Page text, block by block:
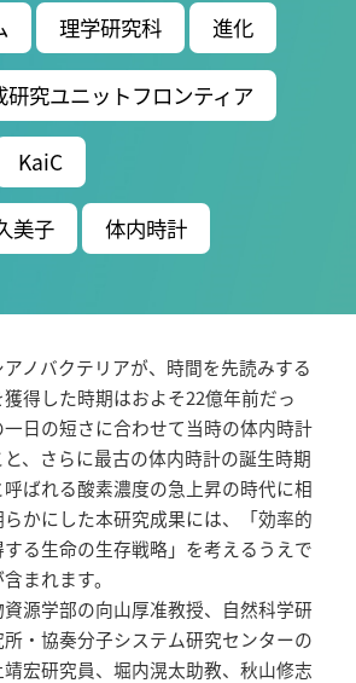
機能開発利用研究センター (24)
進化 (23)
未来社会創造機構 (22)
創薬科学研究科 (20)
シロイヌナズ
(17)
VOICE
理学研究科 進化
究ユニットフロンティア
KaiC
美子 体内時計
ノバクテリアが、時間を先読みする
得した時期はおよそ22億年前だっ
日の短さに合わせて当時の体内時計
、さらに最古の体内時計の誕生時期
ばれる酸素濃度の急上昇の時代に相
かにした本研究成果には、「効率的
る生命の生存戦略」を考えるうえで
まれます。
源学部の向山厚准教授、自然科学研
・協奏分子システム研究センターの
宏研究員、堀内滉太助教、秋山修志